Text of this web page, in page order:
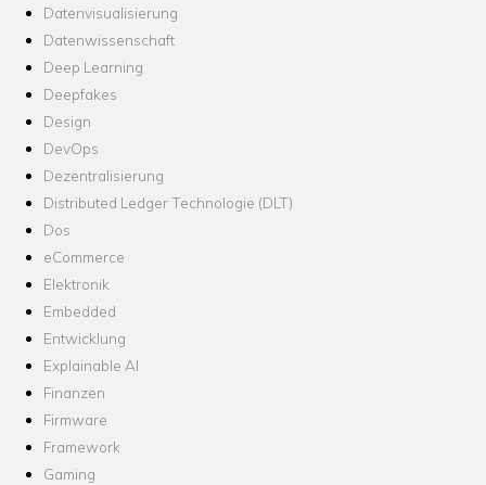
Datenvisualisierung
Datenwissenschaft
Deep Learning
Deepfakes
Design
DevOps
Dezentralisierung
Distributed Ledger Technologie (DLT)
Dos
eCommerce
Elektronik
Embedded
Entwicklung
Explainable AI
Finanzen
Firmware
Framework
Gaming